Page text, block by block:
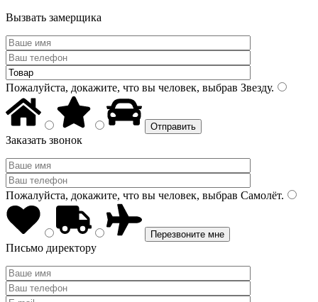
Вызвать замерщика
Пожалуйста, докажите, что вы человек, выбрав Звезду.
Заказать звонок
Пожалуйста, докажите, что вы человек, выбрав Самолёт.
Письмо директору